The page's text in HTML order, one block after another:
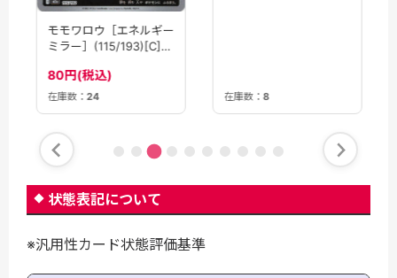
モモワロウ［エネルギー
ミラー］(115/193)[C]
80円(税込)
在庫数： 24 在庫数： 8
状態表記について
※汎用性カード状態評価基準